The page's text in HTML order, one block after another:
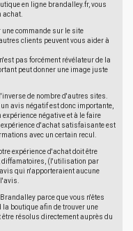
en ligne brandalley.fr, vous
achat.
une commande sur le site
clients peuvent vous aider à
pas forcément révélateur de la
peut donner une image juste
de nombre d'autres sites.
avis négatif est donc importante,
négative et à le faire
d'achat satisfaisante est
avec un certain recul.
expérience d'achat doit être
diffamatoires, (l'utilisation par
qui n'apporteraient aucune
parce que vous n'êtes
boutique afin de trouver une
être résolus directement auprès du